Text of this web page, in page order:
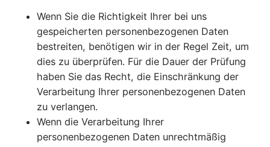
Wenn Sie die Richtigkeit Ihrer bei uns
gespeicherten personenbezogenen Daten
bestreiten, benötigen wir in der Regel Zeit, um
dies zu überprüfen. Für die Dauer der Prüfung
haben Sie das Recht, die Einschränkung der
Verarbeitung Ihrer personenbezogenen Daten
zu verlangen.
Wenn die Verarbeitung Ihrer
personenbezogenen Daten unrechtmäßig